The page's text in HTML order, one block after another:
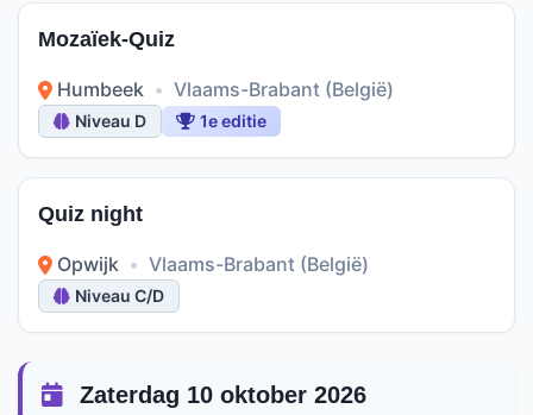
Mozaïek-Quiz
Humbeek • Vlaams-Brabant (België)
Niveau D 1e editie
Quiz night
Opwijk • Vlaams-Brabant (België)
Niveau C/D
Zaterdag 10 oktober 2026